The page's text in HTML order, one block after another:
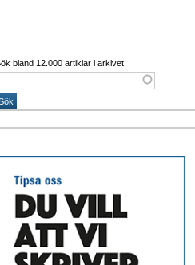
bland 12.000 artiklar i arkivet: